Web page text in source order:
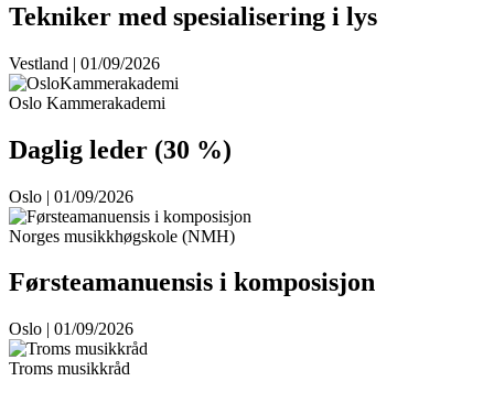
Tekniker med spesialisering i lys
Vestland | 01/09/2026
Oslo Kammerakademi
Daglig leder (30 %)
Oslo | 01/09/2026
Norges musikkhøgskole (NMH)
Førsteamanuensis i komposisjon
Oslo | 01/09/2026
Troms musikkråd